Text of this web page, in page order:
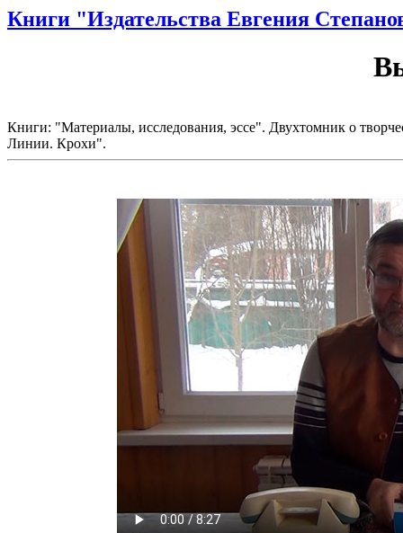
Книги "Издательства Евгения
Книги: "Материалы, исследования, эссе". Двухтомник о
Линии. Крохи".